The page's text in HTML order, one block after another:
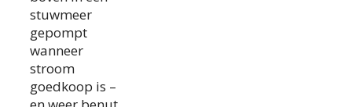
stuwmeer
gepompt
wanneer
stroom
goedkoop is –